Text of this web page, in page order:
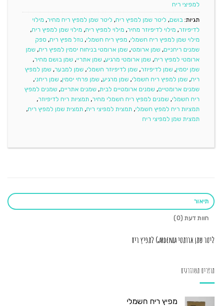
למפיצי ריח
תגיות: בושם, ליטר שמן למפיץ ריח, ליטר שמן למפיץ ריח מחיר, מילוי
לדיפיוזר, מילוי לדיפיוזר מחיר, מילוי למפיץ ריח, מילוי שמן למפיץ ריח,
מילוי שמן למפיץ ריח חשמלי, מפיץ ריח חשמלי, נוזל מפיץ ריח, ספק
שמנים ריחניים, שמן ארומטי, שמן ארומטי בניחוח יסמין למפיץ ריח, שמן
ארומטי למפיץ ריח, שמן ארומטי מרגיע, שמן אתריי, שמן בושם מחיר,
שמן יסמין, שמן לדיפיוזר, שמן לדיפיוזר חשמלי, שמן למבער, שמן למפיץ
ריח, שמן למפיץ ריח חשמלי, שמן מרגיע, שמן פרחי יסמין, שמן ריחני,
שמנים ארומטיים, שמנים ארומטיים לבית, שמנים אתריים, שמנים למפיץ
ריח חשמלי, שמנים למפיץ ריח חשמלי מחיר, תמציות ריח לדיפיוזר,
תמציות ריח למפיץ חשמלי, תמצית למפיצי ריח, תמצית שמן למפיץ ריח,
תמצית שמן למפיצי ריח
תיאור
חוות דעת (0)
ליטר שמן ארומטי Gardenia למפיץ ריח
מוצרים משודרגים
מפיץ ריח חשמלי